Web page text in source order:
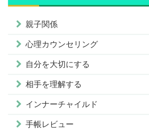
親子関係
心理カウンセリング
自分を大切にする
相手を理解する
インナーチャイルド
手帳レビュー